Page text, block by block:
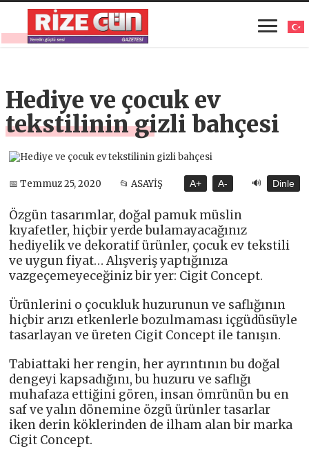
Hediye ve çocuk ev
tekstilinin gizli bahçesi
📅 Temmuz 25, 2020 📂 ASAYİŞ A+ A- 🔊 Dinle
Özgün tasarımlar, doğal pamuk müslin
kıyafetler, hiçbir yerde bulamayacağınız
hediyelik ve dekoratif ürünler, çocuk ev tekstili
ve uygun fiyat… Alışveriş yaptığınıza
vazgeçemeyeceğiniz bir yer: Cigit Concept.
Ürünlerini o çocukluk huzurunun ve saflığının
hiçbir arızı etkenlerle bozulmaması içgüdüsüyle
tasarlayan ve üreten Cigit Concept ile tanışın.
Tabiattaki her rengin, her ayrıntının bu doğal
dengeyi kapsadığını, bu huzuru ve saflığı
muhafaza ettiğini gören, insan ömrünün bu en
saf ve yalın dönemine özgü ürünler tasarlar
iken derin köklerinden de ilham alan bir marka
Cigit Concept.